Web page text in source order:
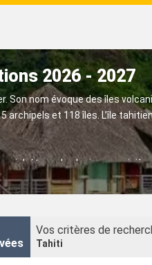
2026 - 2027
nom évoque des îles
archipels et 118 îles. L’île
miel, étape de plusieurs
canoë… Une croisière
Vos critères de
Tahiti